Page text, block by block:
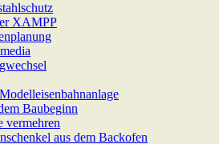
XAMPP
Baubeginn
vermehren
aus dem Backofen